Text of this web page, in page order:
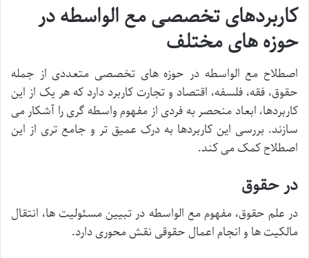
کاربردهای تخصصی مع الواسطه در
حوزه های مختلف
اصطلاح مع الواسطه در حوزه های تخصصی متعددی از جمله
حقوق، فقه، فلسفه، اقتصاد و تجارت کاربرد دارد که هر یک از این
کاربردها، ابعاد منحصر به فردی از مفهوم واسطه گری را آشکار می
سازند. بررسی این کاربردها به درک عمیق تر و جامع تری از این
اصطلاح کمک می کند.
در حقوق
در علم حقوق، مفهوم مع الواسطه در تبیین مسئولیت ها، انتقال
مالکیت ها و انجام اعمال حقوقی نقش محوری دارد.